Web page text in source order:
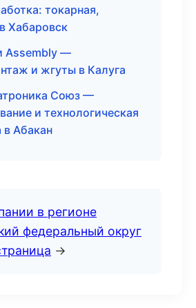
токарная,
Хабаровск
Assembly —
и жгуты в Калуга
Союз —
и технологическая
в Абакан
в регионе
федеральный округ
→